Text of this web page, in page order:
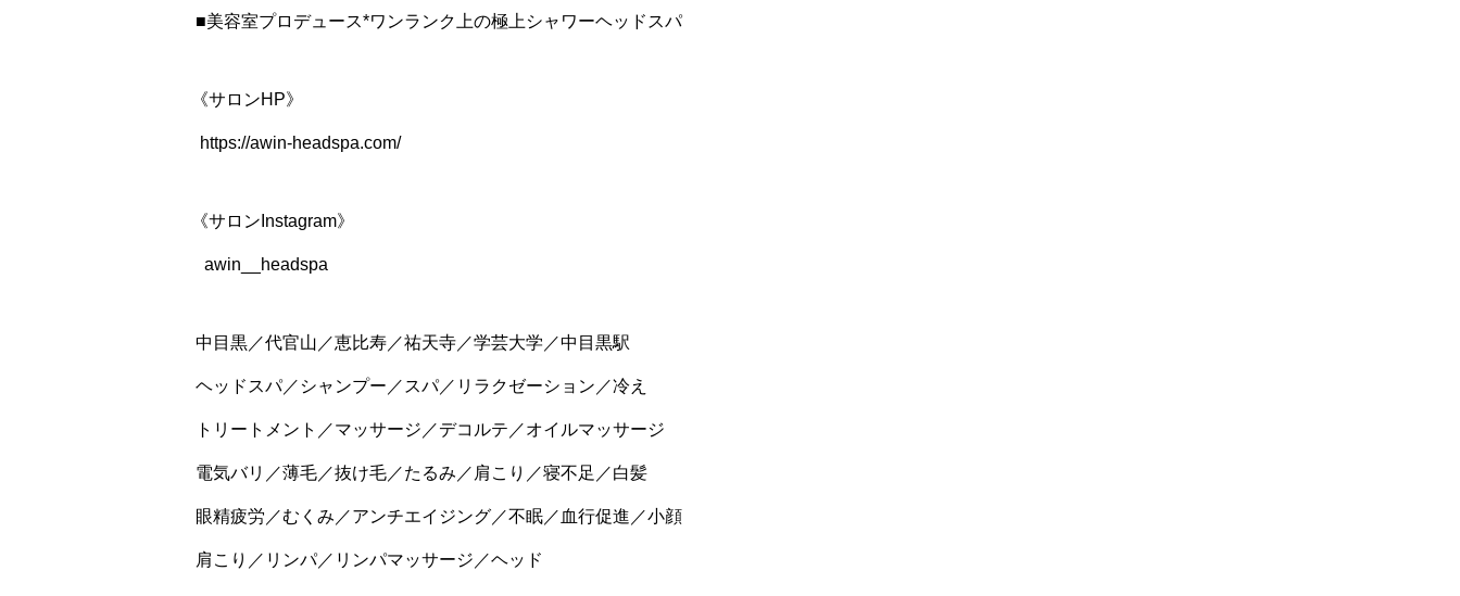
■美容室プロデュース*ワンランク上の極上シャワーヘッドスパ
《サロンHP》
https://awin-headspa.com/
《サロンInstagram》
awin__headspa
中目黒／代官山／恵比寿／祐天寺／学芸大学／中目黒駅
ヘッドスパ／シャンプー／スパ／リラクゼーション／冷え
トリートメント／マッサージ／デコルテ／オイルマッサージ
電気バリ／薄毛／抜け毛／たるみ／肩こり／寝不足／白髪
眼精疲労／むくみ／アンチエイジング／不眠／血行促進／小顔
肩こり／リンパ／リンパマッサージ／ヘッド